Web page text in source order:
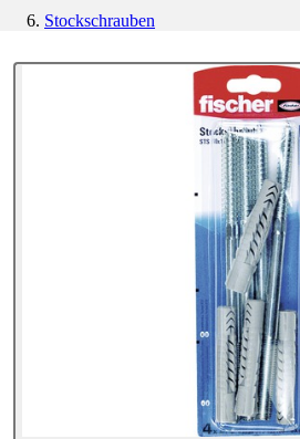
Stockschrauben